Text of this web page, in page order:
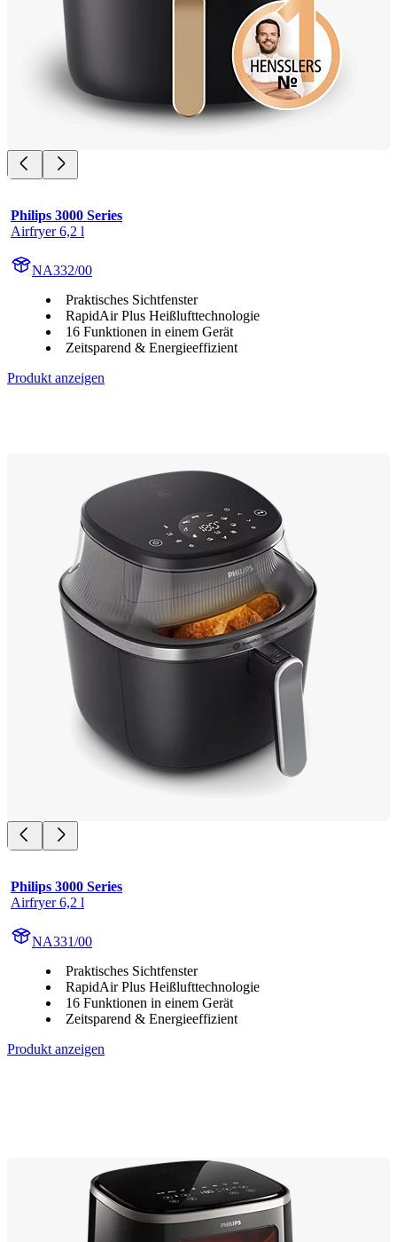
Philips 3000 Series
Airfryer 6,2 l
NA332/00
Praktisches Sichtfenster
RapidAir Plus Heißlufttechnologie
16 Funktionen in einem Gerät
Zeitsparend & Energieeffizient
Produkt anzeigen
Philips 3000 Series
Airfryer 6,2 l
NA331/00
Praktisches Sichtfenster
RapidAir Plus Heißlufttechnologie
16 Funktionen in einem Gerät
Zeitsparend & Energieeffizient
Produkt anzeigen